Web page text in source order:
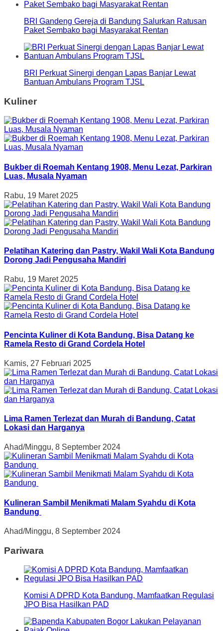
BRI Gandeng Gereja di Bandung Salurkan Ratusan
Paket Sembako bagi Masyarakat Rentan
BRI Perkuat Sinergi dengan Lapas Banjar Lewat
Bantuan Ambulans Program TJSL
Kuliner
Bukber di Roemah Kentang 1908, Menu Lezat, Parkiran
Luas, Musala Nyaman
Rabu, 19 Maret 2025
Pelatihan Katering dan Pastry, Wakil Wali Kota Bandung
Dorong Jadi Pengusaha Mandiri
Rabu, 19 Maret 2025
Pencinta Kuliner di Kota Bandung, Bisa Datang ke
Ramela Resto di Grand Cordela Hotel
Kamis, 27 Februari 2025
Lima Ramen Terlezat dan Murah di Bandung, Catat
Lokasi dan Harganya
Ahad/Minggu, 8 September 2024
Kulineran Sambil Menikmati Malam Syahdu di Kota
Bandung
Ahad/Minggu, 8 September 2024
Pariwara
Komisi A DPRD Kota Bandung, Mamfaatkan Regulasi
JPO Bisa Hasilkan PAD